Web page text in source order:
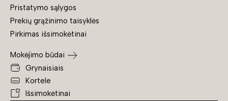
Pristatymo sąlygos
Prekių grąžinimo taisyklės
Pirkimas išsimokėtinai
Mokėjimo būdai
Grynaisiais
Kortele
Išsimokėtinai